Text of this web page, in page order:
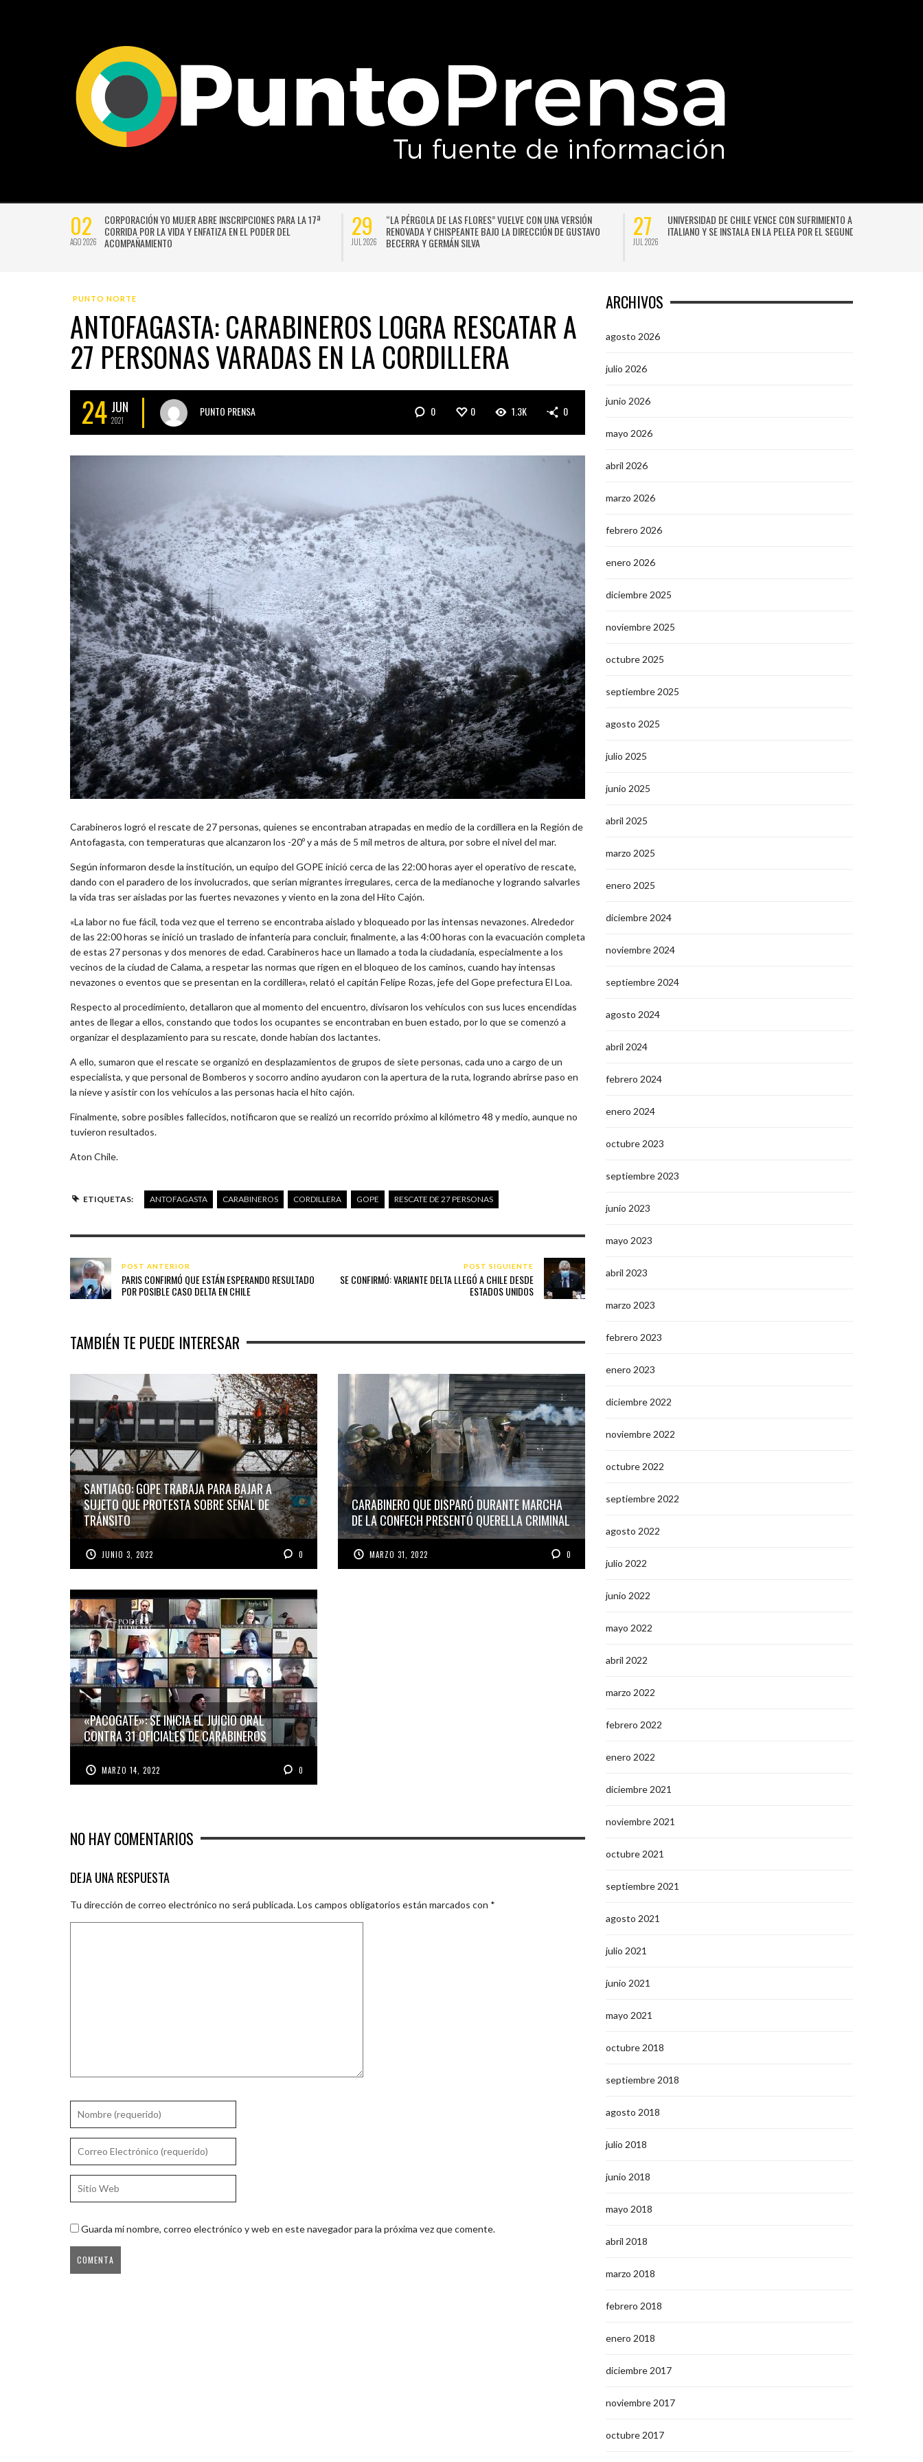
02
AGO 2026
CORPORACIÓN YO MUJER ABRE INSCRIPCIONES PARA LA 17ª
CORRIDA POR LA VIDA Y ENFATIZA EN EL PODER DEL
ACOMPAÑAMIENTO
29
JUL 2026
“LA PÉRGOLA DE LAS FLORES” VUELVE CON UNA VERSIÓN
RENOVADA Y CHISPEANTE BAJO LA DIRECCIÓN DE GUSTAVO
BECERRA Y GERMÁN SILVA
27
JUL 2026
UNIVERSIDAD DE CHILE VENCE CON SUFRIMIENTO A AUDAX
ITALIANO Y SE INSTALA EN LA PELEA POR EL SEGUNDO LUGAR
PUNTO NORTE
ANTOFAGASTA: CARABINEROS LOGRA RESCATAR A
27 PERSONAS VARADAS EN LA CORDILLERA
24 JUN
2021
PUNTO PRENSA 0 0 1.3K 0
Carabineros logró el rescate de 27 personas, quienes se encontraban atrapadas en medio de la cordillera en la Región de
Antofagasta, con temperaturas que alcanzaron los -20º y a más de 5 mil metros de altura, por sobre el nivel del mar.
Según informaron desde la institución, un equipo del GOPE inició cerca de las 22:00 horas ayer el operativo de rescate,
dando con el paradero de los involucrados, que serían migrantes irregulares, cerca de la medianoche y logrando salvarles
la vida tras ser aisladas por las fuertes nevazones y viento en la zona del Hito Cajón.
«La labor no fue fácil, toda vez que el terreno se encontraba aislado y bloqueado por las intensas nevazones. Alrededor
de las 22:00 horas se inició un traslado de infantería para concluir, finalmente, a las 4:00 horas con la evacuación completa
de estas 27 personas y dos menores de edad. Carabineros hace un llamado a toda la ciudadanía, especialmente a los
vecinos de la ciudad de Calama, a respetar las normas que rigen en el bloqueo de los caminos, cuando hay intensas
nevazones o eventos que se presentan en la cordillera», relató el capitán Felipe Rozas, jefe del Gope prefectura El Loa.
Respecto al procedimiento, detallaron que al momento del encuentro, divisaron los vehículos con sus luces encendidas
antes de llegar a ellos, constando que todos los ocupantes se encontraban en buen estado, por lo que se comenzó a
organizar el desplazamiento para su rescate, donde habían dos lactantes.
A ello, sumaron que el rescate se organizó en desplazamientos de grupos de siete personas, cada uno a cargo de un
especialista, y que personal de Bomberos y socorro andino ayudaron con la apertura de la ruta, logrando abrirse paso en
la nieve y asistir con los vehículos a las personas hacia el hito cajón.
Finalmente, sobre posibles fallecidos, notificaron que se realizó un recorrido próximo al kilómetro 48 y medio, aunque no
tuvieron resultados.
Aton Chile.
ETIQUETAS: ANTOFAGASTA CARABINEROS CORDILLERA GOPE RESCATE DE 27 PERSONAS
POST ANTERIOR
PARIS CONFIRMÓ QUE ESTÁN ESPERANDO RESULTADO
POR POSIBLE CASO DELTA EN CHILE
POST SIGUIENTE
SE CONFIRMÓ: VARIANTE DELTA LLEGÓ A CHILE DESDE
ESTADOS UNIDOS
TAMBIÉN TE PUEDE INTERESAR
SANTIAGO: GOPE TRABAJA PARA BAJAR A
SUJETO QUE PROTESTA SOBRE SEÑAL DE
TRÁNSITO
JUNIO 3, 2022 0
CARABINERO QUE DISPARÓ DURANTE MARCHA
DE LA CONFECH PRESENTÓ QUERELLA CRIMINAL
MARZO 31, 2022 0
«PACOGATE»: SE INICIA EL JUICIO ORAL
CONTRA 31 OFICIALES DE CARABINEROS
MARZO 14, 2022 0
NO HAY COMENTARIOS
DEJA UNA RESPUESTA
Tu dirección de correo electrónico no será publicada.Los campos obligatorios están marcados con *
Guarda mi nombre, correo electrónico y web en este navegador para la próxima vez que comente.
ARCHIVOS
agosto 2026
julio 2026
junio 2026
mayo 2026
abril 2026
marzo 2026
febrero 2026
enero 2026
diciembre 2025
noviembre 2025
octubre 2025
septiembre 2025
agosto 2025
julio 2025
junio 2025
abril 2025
marzo 2025
enero 2025
diciembre 2024
noviembre 2024
septiembre 2024
agosto 2024
abril 2024
febrero 2024
enero 2024
octubre 2023
septiembre 2023
junio 2023
mayo 2023
abril 2023
marzo 2023
febrero 2023
enero 2023
diciembre 2022
noviembre 2022
octubre 2022
septiembre 2022
agosto 2022
julio 2022
junio 2022
mayo 2022
abril 2022
marzo 2022
febrero 2022
enero 2022
diciembre 2021
noviembre 2021
octubre 2021
septiembre 2021
agosto 2021
julio 2021
junio 2021
mayo 2021
octubre 2018
septiembre 2018
agosto 2018
julio 2018
junio 2018
mayo 2018
abril 2018
marzo 2018
febrero 2018
enero 2018
diciembre 2017
noviembre 2017
octubre 2017